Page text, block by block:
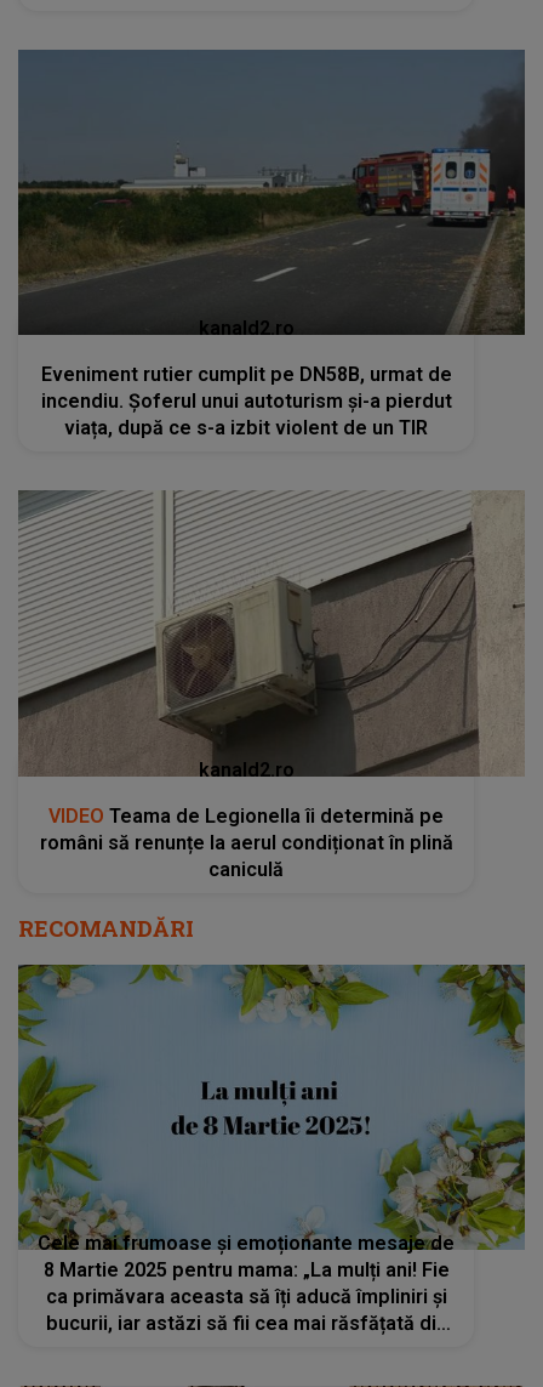
kanald2.ro
Eveniment rutier cumplit pe DN58B, urmat de
incendiu. Șoferul unui autoturism și-a pierdut
viața, după ce s-a izbit violent de un TIR
kanald2.ro
VIDEO Teama de Legionella îi determină pe
români să renunțe la aerul condiționat în plină
caniculă
RECOMANDĂRI
Cele mai frumoase și emoționante mesaje de
8 Martie 2025 pentru mama: „La mulți ani! Fie
ca primăvara aceasta să îți aducă împliniri și
bucurii, iar astăzi să fii cea mai răsfățată din